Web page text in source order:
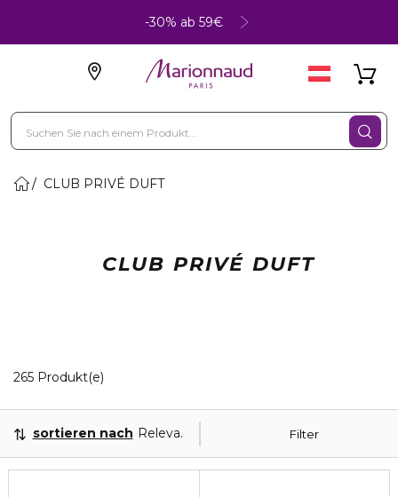
-30% ab 59€
CLUB PRIVÉ DUFT
CLUB PRIVÉ DUFT
265 Produkt(e)
Filter
sortieren nach Relevanz